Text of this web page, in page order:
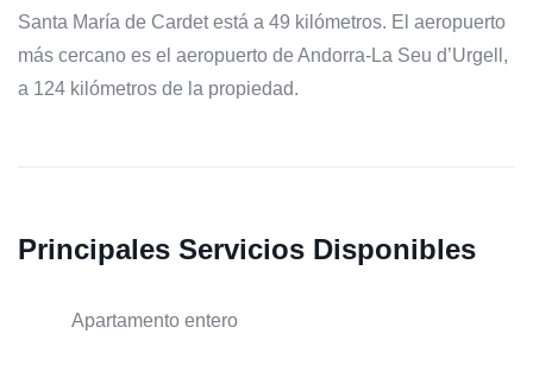
Santa María de Cardet está a 49 kilómetros. El aeropuerto
más cercano es el aeropuerto de Andorra-La Seu d’Urgell,
a 124 kilómetros de la propiedad.
Principales Servicios Disponibles
Apartamento entero